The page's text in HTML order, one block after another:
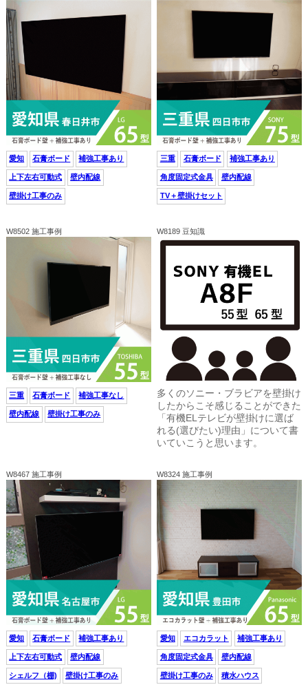
愛知 石膏ボード 補強工事あり
上下左右可動式 壁内配線
壁掛け工事のみ
三重 石膏ボード 補強工事あり
角度固定式金具 壁内配線
TV＋壁掛けセット
W8502 施工事例
三重 石膏ボード 補強工事なし
壁内配線 壁掛け工事のみ
W8189 豆知識
多くのソニー・ブラビアを壁掛け
したからこそ感じることができた
「有機ELテレビが壁掛けに選ば
れる(選びたい)理由」について書
いていこうと思います。
W8467 施工事例
愛知 石膏ボード 補強工事あり
上下左右可動式 壁内配線
シェルフ（棚) 壁掛け工事のみ
W8324 施工事例
愛知 エコカラット 補強工事あり
角度固定式金具 壁内配線
壁掛け工事のみ 積水ハウス